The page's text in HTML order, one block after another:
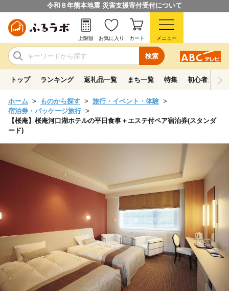
令和８年熊本地震 災害支援寄付受付について
検索
上限額 お気に入り カート メニュー
トップ ランキング 返礼品一覧 まち一覧 特集 初心者ガイド
ホーム ものから探す
旅行・イベント・体験
宿泊券・パッケージ旅行
【桜庵】桜庵河口湖ホテルの平日食事＋エステ付ペア宿泊券(スタンダ
ード)